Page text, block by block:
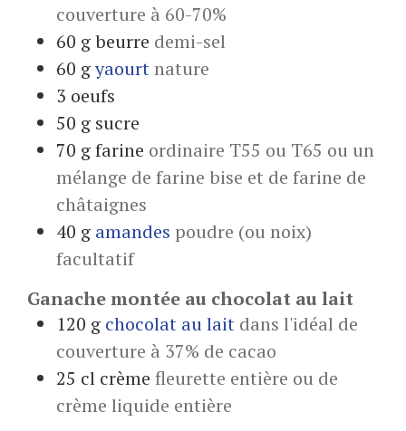
couverture à 60-70%
60 gbeurre demi-sel
60 gyaourtnature
3 oeufs
50 g sucre
70 gfarine ordinaire T55 ou T65 ou un
mélange de farine bise et de farine de
châtaignes
40 g amandes poudre (ou noix)
facultatif
Ganache montée au chocolat au lait
120 g chocolat au lait dans l'idéal de
couverture à 37% de cacao
25 cl crème fleurette entière ou de
crème liquide entière